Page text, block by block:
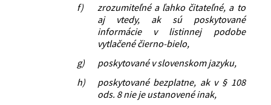
f)
zrozumiteľné a ľahko čitateľné, a to
aj vtedy, ak sú poskytované
informácie v listinnej podobe
vytlačené čierno-bielo,
g)
poskytované v slovenskom jazyku,
h)
poskytované bezplatne, ak v § 108
ods. 8 nie je ustanovené inak,